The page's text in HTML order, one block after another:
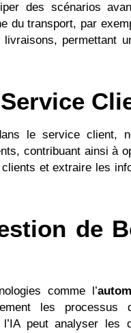
des scénarios
du transport, par
permettant
le service client,
contribuant ainsi à
et extraire les
de
comme l’
les
l’IA peut analyser